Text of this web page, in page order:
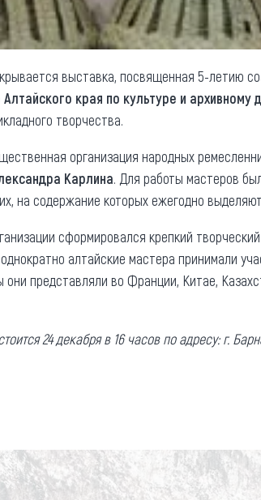
выставка, посвященная 5-летию
края по культуре и архивному
творчества.
организация народных
Карлина. Для работы мастеров
на содержание которых ежегодно
сформировался крепкий
алтайские мастера принимали
представляли во Франции, Китае,
24 декабря в 16 часов по адресу: г.